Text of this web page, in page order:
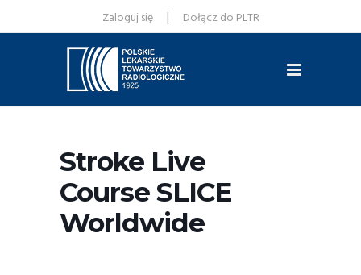
Zaloguj się | Dołącz do PLTR
Stroke Live
Course SLICE
Worldwide